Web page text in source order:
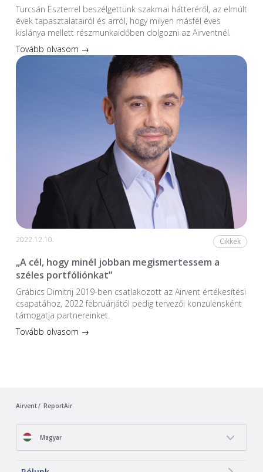
Turcsán Eszterrel beszélgettünk szakmai hátteréről, az elmúlt
évek tapasztalatairól és arról, hogy milyen másfél éves
kislánya mellett részmunkaidőben dolgozni az Airventnél.
Tovább olvasom →
2022.12.10. Cikkek
„A cél, hogy minél jobban megismertessem a
széles portfóliónkat”
Grábics Dimitrij 2019-ben csatlakozott az Airvent értékesítési
csapatához, 2022 februárjától pedig tervezői konzulensként
támogatja partnereinket.
Tovább olvasom →
Airvent ReportAir
Magyar